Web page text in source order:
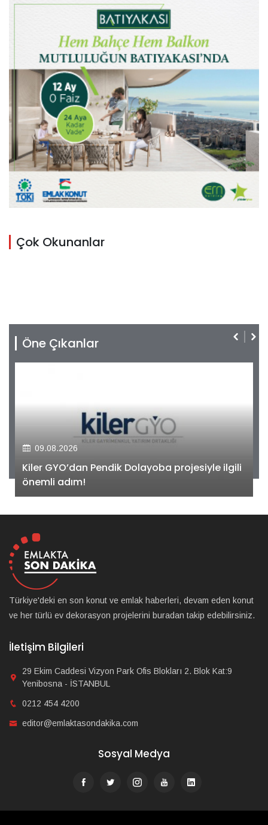
Çok Okunanlar
Öne Çıkanlar
09.08.2026
Kiler GYO’dan Pendik Dolayoba projesiyle ilgili
önemli adım!
Türkiye'deki en son konut ve emlak haberleri, devam eden konut
ve her türlü ev dekorasyon projelerini buradan takip edebilirsiniz.
İletişim Bilgileri
29 Ekim Caddesi Vizyon Park Ofis Blokları 2. Blok Kat:9
Yenibosna - İSTANBUL
0212 454 4200
editor@emlaktasondakika.com
Sosyal Medya